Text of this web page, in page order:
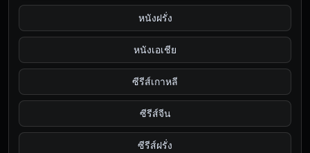
หนังฝรั่ง
หนังเอเชีย
ซีรีส์เกาหลี
ซีรีส์จีน
ซีรีส์ฝรั่ง